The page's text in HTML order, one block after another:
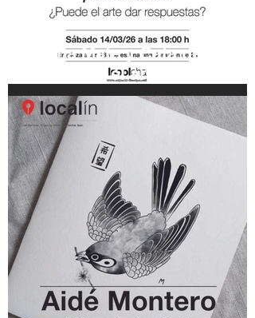
Ana Mate y Cata del Riego.
¿Puede el arte dar
respuestas? Sábado
(performance) - 14/03/26 -
18:00 h